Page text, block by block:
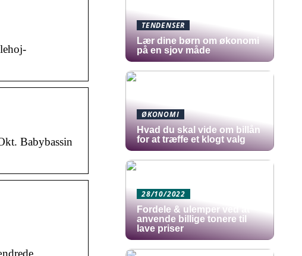
Babybassin
TENDENSER
Lær dine børn om økonomi
på en sjov måde
ØKONOMI
Hvad du skal vide om billån
for at træffe et klogt valg
28/10/2022
Fordele & ulemper ved at
anvende billige tonere til
lave priser